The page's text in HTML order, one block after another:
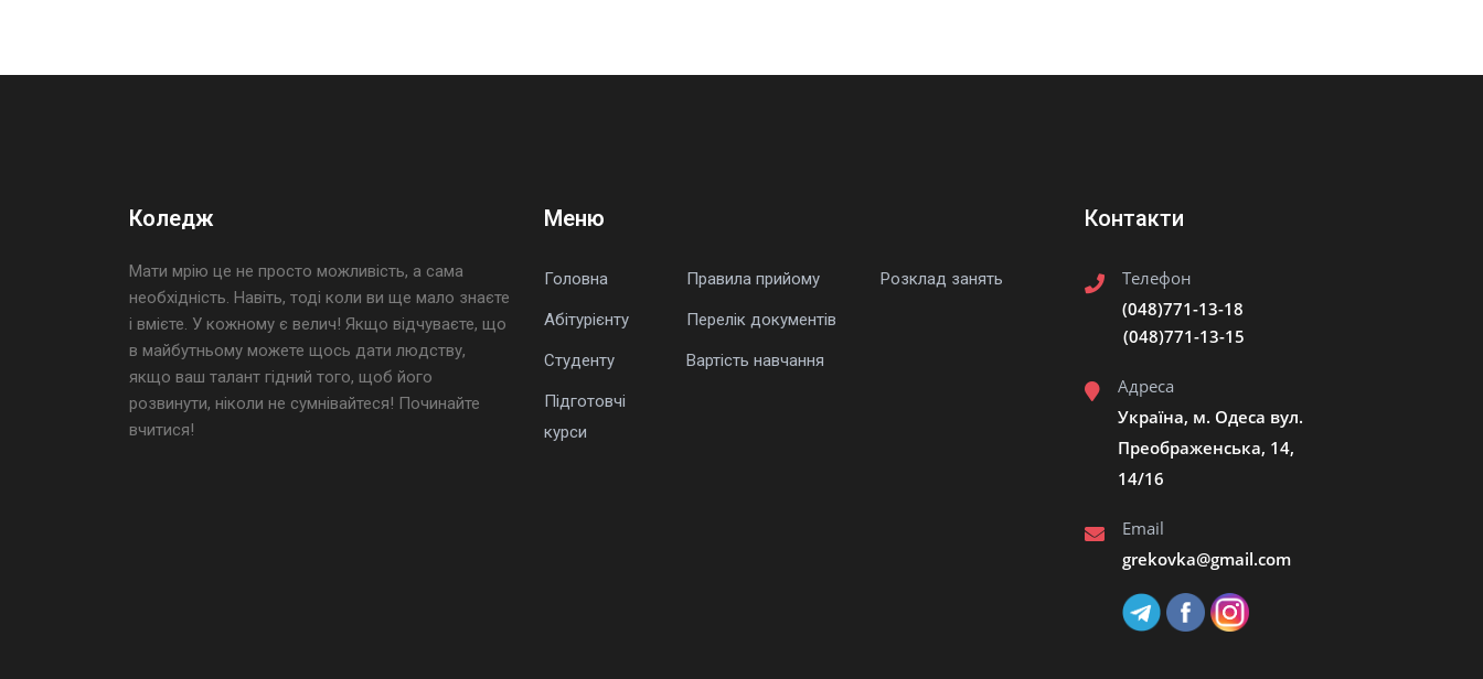
Коледж
Мати мрію це не просто можливість, а сама
необхідність. Навіть, тоді коли ви ще мало знаєте
і вмієте. У кожному є велич! Якщо відчуваєте, що
в майбутньому можете щось дати людству,
якщо ваш талант гідний того, щоб його
розвинути, ніколи не сумнівайтеся! Починайте
вчитися!
Меню
Головна
Абітурієнту
Студенту
Підготовчі
курси
Правила прийому
Перелік документів
Вартість навчання
Розклад занять
Контакти
Телефон
(048)771-13-18
(048)771-13-15
Адреса
Україна, м. Одеса вул.
Преображенська, 14,
14/16
Email
grekovka@gmail.сom